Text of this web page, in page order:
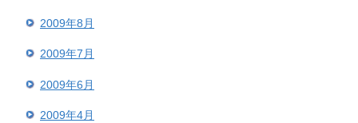
2009年8月
2009年7月
2009年6月
2009年4月